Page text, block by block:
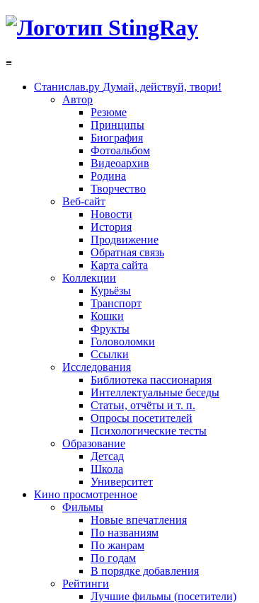
≡
Станислав.ру Думай, действуй, твори!
Автор
Резюме
Принципы
Биография
Фотоальбом
Видеоархив
Родина
Творчество
Веб-сайт
Новости
История
Продвижение
Обратная связь
Карта сайта
Коллекции
Курьёзы
Транспорт
Кошки
Фрукты
Головоломки
Ссылки
Исследования
Библиотека пассионария
Интеллектуальные беседы
Статьи, отчёты и т. п.
Опросы посетителей
Психологические тесты
Образование
Детсад
Школа
Университет
Кино просмотренное
Фильмы
Новые впечатления
По названиям
По жанрам
По годам
В порядке добавления
Рейтинги
Лучшие фильмы (посетители)